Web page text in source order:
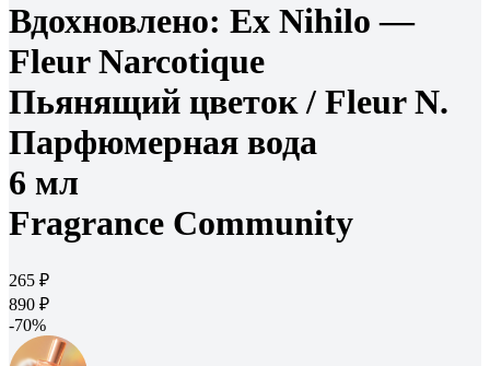
Вдохновлено: Ex Nihilo —
Fleur Narcotique
Пьянящий цветок / Fleur N.
Парфюмерная вода
6 мл
Fragrance Community
265 ₽
890 ₽
-70%